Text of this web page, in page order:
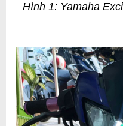
Hình 1: Yamaha